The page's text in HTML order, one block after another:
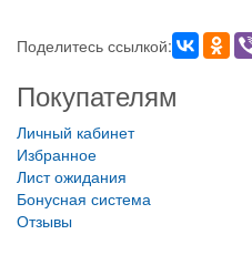
Поделитесь ссылкой:
Покупателям
Личный кабинет
Избранное
Лист ожидания
Бонусная система
Отзывы